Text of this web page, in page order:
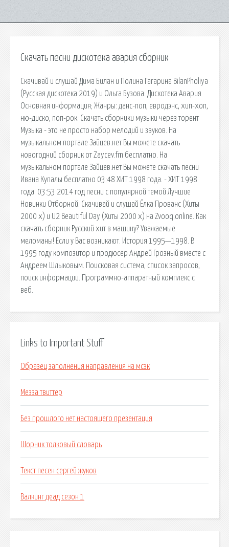
Скачать песни дискотека авария сборник
Скачивай и слушай Дима Билан и Полина Гагарина BilanPholiya
(Русская дискотека 2019) и Ольга Бузова. Дискотека Авария
Основная информация; Жанры: данс-поп, евродэнс, хип-хоп,
ню-диско, поп-рок. Скачать сборники музыки через торент
Музыка - это не просто набор мелодий и звуков. На
музыкальном портале Зайцев.нет Вы можете скачать
новогодний сборник от Zaycev.fm бесплатно. На
музыкальном портале Зайцев.нет Вы можете скачать песни
Ивана Купалы бесплатно 03:48 ХИТ 1998 года. - ХИТ 1998
года. 03:53 2014 год песни с популярной темой Лучшие
Новинки Отборной. Скачивай и слушай Ёлка Прованс (Хиты
2000 х) и U2 Beautiful Day (Хиты 2000 х) на Zvooq.online. Как
скачать сборник Русский хит в машину? Уважаемые
меломаны! Если у Вас возникают. История 1995—1998. В
1995 году композитор и продюсер Андрей Грозный вместе с
Андреем Шлыковым. Поисковая сиcтема, список запросов,
поиск информации. Программно-аппаратный комплекс с
веб.
Links to Important Stuff
Образец заполнения направления на мсэк
Мезза твиттер
Без прошлого нет настоящего презентация
Шорник толковый словарь
Текст песен сергей жуков
Валкинг деад сезон 1